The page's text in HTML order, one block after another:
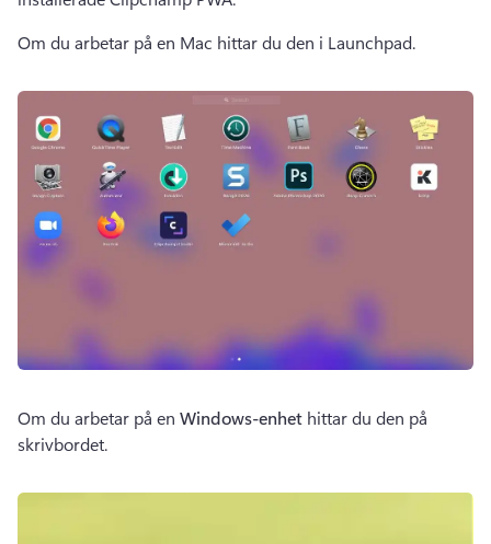
Om du arbetar på en Mac hittar du den i Launchpad.
Om du arbetar på en Windows-enhet hittar du den på
skrivbordet.